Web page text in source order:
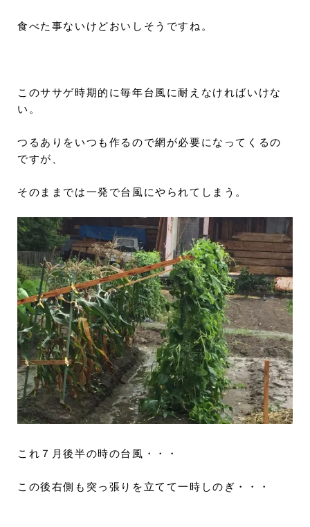
食べた事ないけどおいしそうですね。
このササゲ時期的に毎年台風に耐えなければいけな
い。
つるありをいつも作るので網が必要になってくるの
ですが、
そのままでは一発で台風にやられてしまう。
これ７月後半の時の台風・・・
この後右側も突っ張りを立てて一時しのぎ・・・